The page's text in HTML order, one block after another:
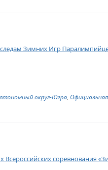
Зимних Игр
округ-Югра,
Всероссийских соревнования